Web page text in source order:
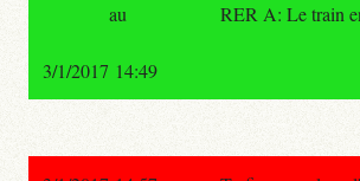
RER A: Le train
au
3/1/2017 14:49